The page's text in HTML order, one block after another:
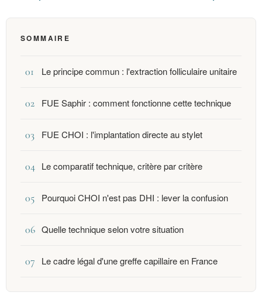
SOMMAIRE
Le principe commun : l'extraction folliculaire unitaire
FUE Saphir : comment fonctionne cette technique
FUE CHOI : l'implantation directe au stylet
Le comparatif technique, critère par critère
Pourquoi CHOI n'est pas DHI : lever la confusion
Quelle technique selon votre situation
Le cadre légal d'une greffe capillaire en France